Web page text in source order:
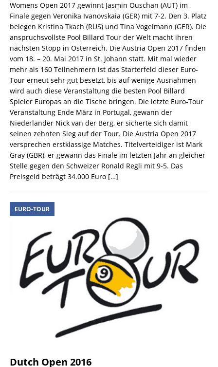
Womens Open 2017 gewinnt Jasmin Ouschan (AUT) im
Finale gegen Veronika Ivanovskaia (GER) mit 7-2. Den 3. Platz
belegen Kristina Tkach (RUS) und Tina Vogelmann (GER). Die
anspruchsvollste Pool Billard Tour der Welt macht ihren
nächsten Stopp in Österreich. Die Austria Open 2017 finden
vom 18. – 20. Mai 2017 in St. Johann statt. Mit mal wieder
mehr als 160 Teilnehmern ist das Starterfeld dieser Euro-
Tour erneut sehr gut besetzt, bis auf wenige Ausnahmen
wird auch diese Veranstaltung die besten Pool Billard
Spieler Europas an die Tische bringen. Die letzte Euro-Tour
Veranstaltung Ende März in Portugal, gewann der
Niederländer Nick van der Berg, er sicherte sich damit
seinen zehnten Sieg auf der Tour. Die Austria Open 2017
versprechen erstklassige Matches. Titelverteidiger ist Mark
Gray (GBR), er gewann das Finale im letzten Jahr an gleicher
Stelle gegen den Schweizer Ronald Regli mit 9-5. Das
Preisgeld beträgt 34.000 Euro […]
EURO-TOUR
Dutch Open 2016